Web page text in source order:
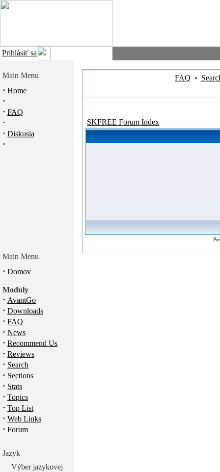
Prihlásiť sa
Main Menu
· Home
·
· FAQ
·
· Diskusia
·
Main Menu
· Domov
Moduly
· AvantGo
· Downloads
· FAQ
· News
· Recommend Us
· Reviews
· Search
· Sections
· Stats
· Topics
· Top List
· Web Links
· Forum
Jazyk
Výber jazykovej
FAQ •
SKFREE Forum Index